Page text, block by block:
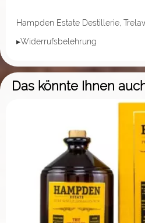
Hampden Estate Destillerie,
▸Widerrufsbelehrung
Das könnte Ihnen